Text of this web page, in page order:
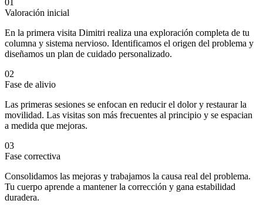
Valoración inicial
En la primera visita Dimitri realiza una exploración completa de tu
columna y sistema nervioso. Identificamos el origen del problema y
diseñamos un plan de cuidado personalizado.
02
Fase de alivio
Las primeras sesiones se enfocan en reducir el dolor y restaurar la
movilidad. Las visitas son más frecuentes al principio y se espacian
a medida que mejoras.
03
Fase correctiva
Consolidamos las mejoras y trabajamos la causa real del problema.
Tu cuerpo aprende a mantener la corrección y gana estabilidad
duradera.